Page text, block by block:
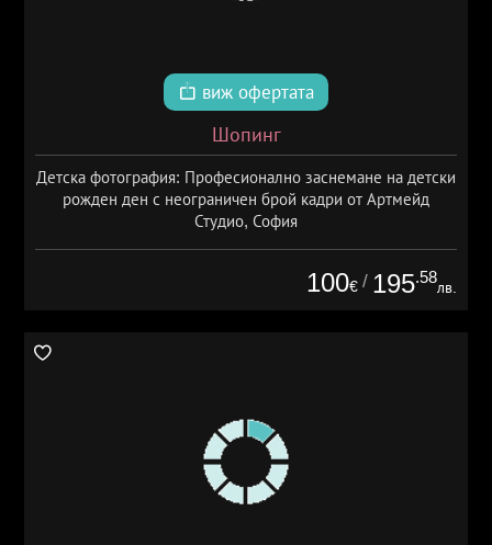
виж офертата
Шопинг
Детска фотография: Професионално заснемане на детски
рожден ден с неограничен брой кадри от Артмейд
Студио, София
100€ / 195.58
лв.